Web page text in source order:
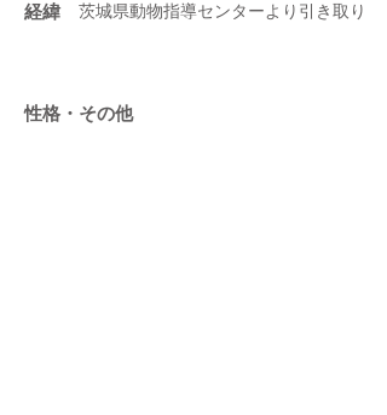
​経緯 茨城県動物指導センターより引き取り
性格・その他